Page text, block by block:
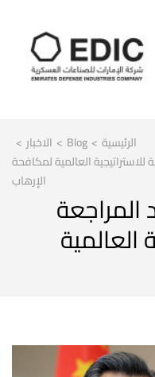
الرئيسية >
Blog
> الاخبار >
العالمية لمكافحة
الإرهاب
المراجعة
العالمية